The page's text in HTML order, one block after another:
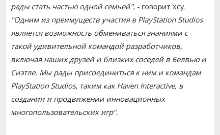
рады стать частью одной семьей", - говорит Хсу.
"Одним из преимуществ участия в PlayStation Studios
является возможность обмениваться знаниями с
такой удивительной командой разработчиков,
включая наших друзей и близких соседей в Белвью и
Сиэтле. Мы рады присоединиться к ним и командам
PlayStation Studios, таким как Haven Interactive, в
создании и продвижении инновационных
многопользовательских игр".